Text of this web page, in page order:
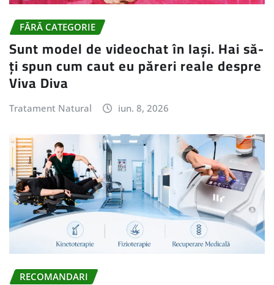
FĂRĂ CATEGORIE
Sunt model de videochat în Iași. Hai să-
ți spun cum caut eu păreri reale despre
Viva Diva
Tratament Natural iun. 8, 2026
RECOMANDARI